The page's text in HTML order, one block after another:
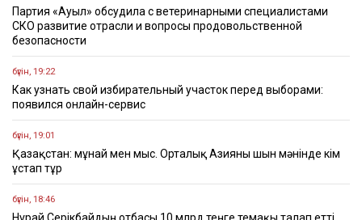
Партия «Ауыл» обсудила с ветеринарными специалистами
СКО развитие отрасли и вопросы продовольственной
безопасности
бүгін, 19:22
Как узнать свой избирательный участок перед выборами:
появился онлайн-сервис
бүгін, 19:01
Қазақстан: мұнай мен мыс. Орталық Азияны шын мәнінде кім
ұстап тұр
бүгін, 18:46